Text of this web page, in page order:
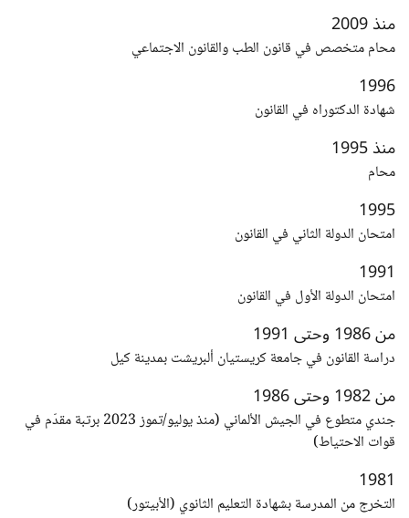
منذ 2009
محام متخصص في قانون الطب والقانون الاجتماعي
1996
شهادة الدكتوراه في القانون
منذ 1995
محام
1995
امتحان الدولة الثاني في القانون
1991
امتحان الدولة الأول في القانون
من 1986 وحتى 1991
دراسة القانون في جامعة كريستيان ألبريشت بمدينة كيل
من 1982 وحتى 1986
جندي متطوع في الجيش الألماني (منذ يوليو/تموز 2023 برتبة مقدّم في
قوات الاحتياط)
1981
التخرج من المدرسة بشهادة التعليم الثانوي (الأبيتور)